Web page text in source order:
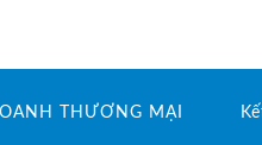
THƯƠNG MẠI